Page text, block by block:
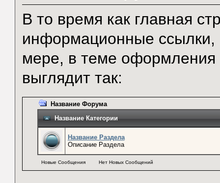
В то время как главная
информационные ссылки,
мере, в теме
выглядит так:
Название Форума
Название Категории
Название Раздела
Описание Раздела
Новые Сообщения Нет Новых Сообщений